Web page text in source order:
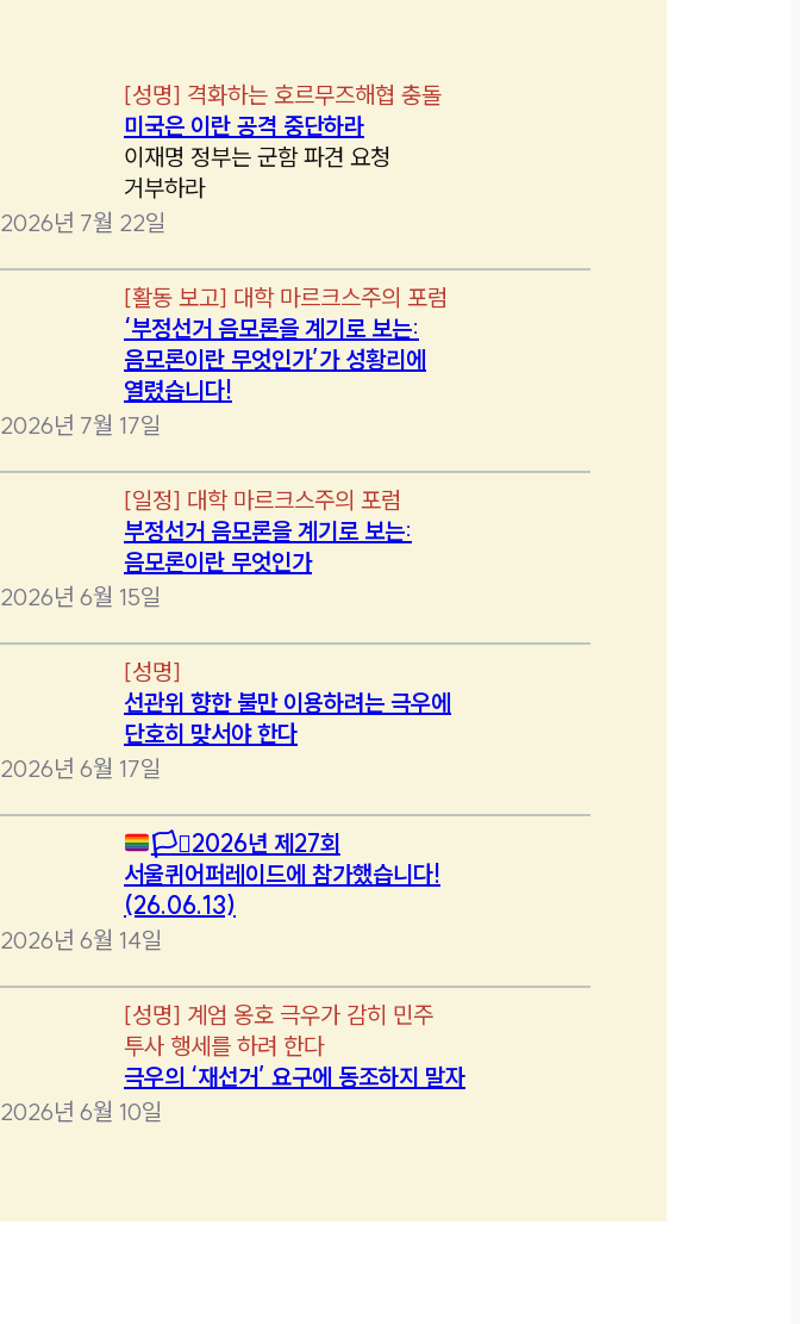
[성명] 격화하는 호르무즈해협 충돌
미국은 이란 공격 중단하라
이재명 정부는 군함 파견 요청
거부하라
2026년 7월 22일
[활동 보고] 대학 마르크스주의 포럼
‘부정선거 음모론을 계기로 보는:
음모론이란 무엇인가’가 성황리에
열렸습니다!
2026년 7월 17일
[일정] 대학 마르크스주의 포럼
부정선거 음모론을 계기로 보는:
음모론이란 무엇인가
2026년 6월 15일
[성명]
선관위 향한 불만 이용하려는 극우에
단호히 맞서야 한다
2026년 6월 17일
🏳️‍⚧️2026년 제27회
서울퀴어퍼레이드에 참가했습니다!
(26.06.13)
2026년 6월 14일
[성명] 계엄 옹호 극우가 감히 민주
투사 행세를 하려 한다
극우의 ‘재선거’ 요구에 동조하지 말자
2026년 6월 10일